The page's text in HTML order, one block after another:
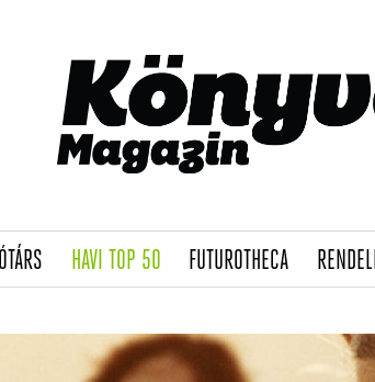
(CURRENT)
HAVI TOP 50(CURRENT)
FUTUROTHECA(CURRENT)